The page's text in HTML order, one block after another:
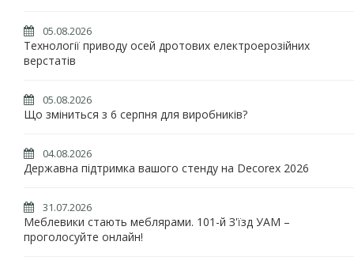
05.08.2026
Технології приводу осей дротових електроерозійних
верстатів
05.08.2026
Що зміниться з 6 серпня для виробників?
04.08.2026
Державна підтримка вашого стенду на Decorex 2026
31.07.2026
Меблевики стають меблярами. 101-й З'їзд УАМ –
проголосуйте онлайн!